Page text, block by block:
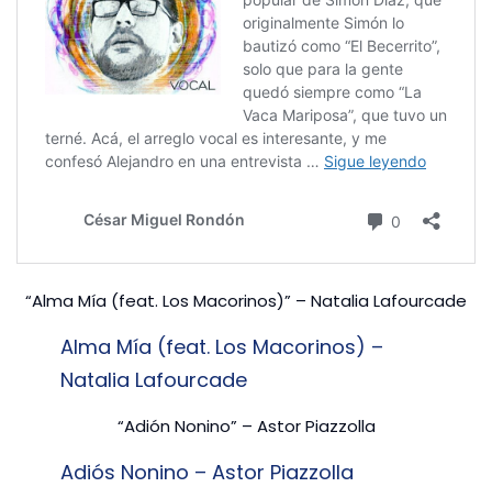
“Alma Mía (feat. Los Macorinos)” – Natalia Lafourcade
Alma Mía (feat. Los Macorinos) –
Natalia Lafourcade
“Adión Nonino” – Astor Piazzolla
Adiós Nonino – Astor Piazzolla